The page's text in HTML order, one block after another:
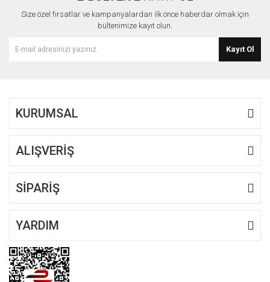
Ürün açıklamasında eksik bilgiler bulunuyor.
Ürün fiyatı diğer sitelerden daha pahalı.
Size özel fırsatlar ve kampanyalardan ilk önce haberdar olmak için
bültenimize kayıt olun.
Kayıt Ol
KURUMSAL
ALIŞVERİŞ
SİPARİŞ
YARDIM